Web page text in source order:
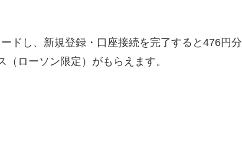
ドし、新規登録・口座接続を完了すると476円分
（ローソン限定）がもらえます。